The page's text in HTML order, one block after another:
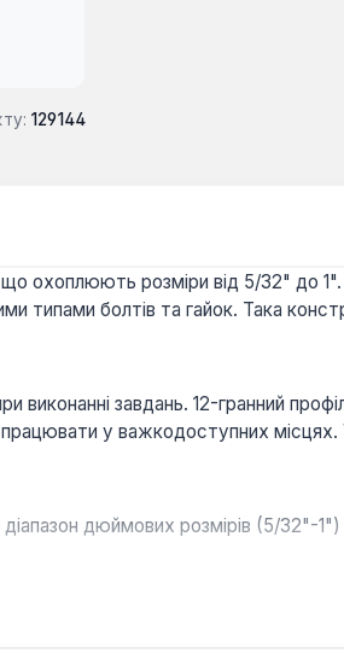
129144
охоплюють розміри від 5/32" до
типами болтів та гайок. Така
виконанні завдань. 12-гранний
у важкодоступних
дюймових розмірів (5/32"-1")